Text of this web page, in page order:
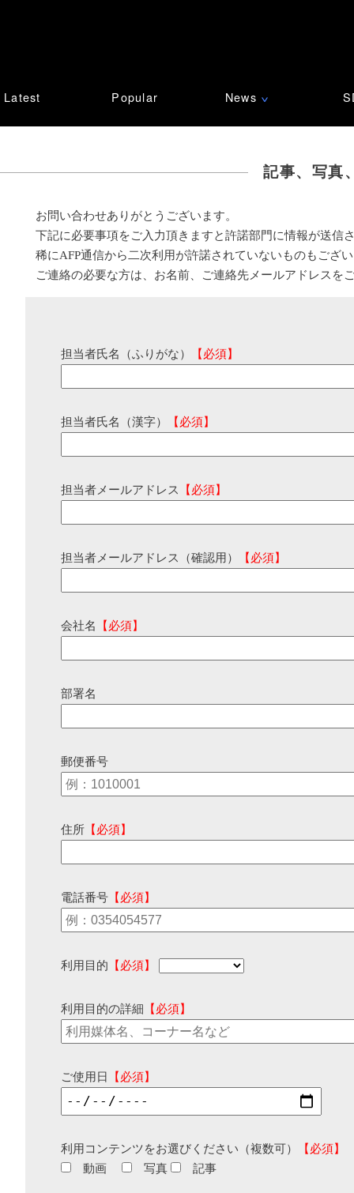
Latest Popular News ∨
記事、写真
お問い合わせありがとうございます。
下記に必要事項をご入力頂きますと許諾部門に情報が送信
稀にAFP通信から二次利用が許諾されていないものもござ
ご連絡の必要な方は、お名前、ご連絡先メールアドレスを
担当者氏名（ふりがな） 【必須】
担当者氏名（漢字） 【必須】
担当者メールアドレス 【必須】
担当者メールアドレス（確認用） 【必須】
会社名 【必須】
部署名
郵便番号
住所 【必須】
電話番号 【必須】
利用目的 【必須】
利用目的の詳細 【必須】
ご使用日 【必須】
利用コンテンツをお選びください（複数可）
【必須】
動画
写真 記事